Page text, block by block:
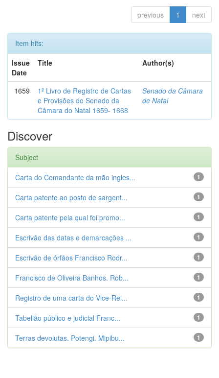
previous 1 next
Item hits:
Issue
Date
Title Author(s)
1659
1º Livro de Registro de Cartas
e Provisões do Senado da
Câmara do Natal 1659- 1668
Senado da Câmara
de Natal
Discover
Subject
1
Carta do Comandante da mão ingles...
1
Carta patente ao posto de sargent...
1
Carta patente pela qual foi promo...
1
Escrivão das datas e demarcações ...
1
Escrivão de órfãos Francisco Rodr...
1
Francisco de Oliveira Banhos. Rob...
1
Registro de uma carta do Vice-Rei...
1
Tabelião público e judicial Franc...
1
Terras devolutas. Potengi. Mipibu...